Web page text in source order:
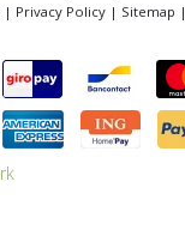
| Privacy Policy | Sitemap |